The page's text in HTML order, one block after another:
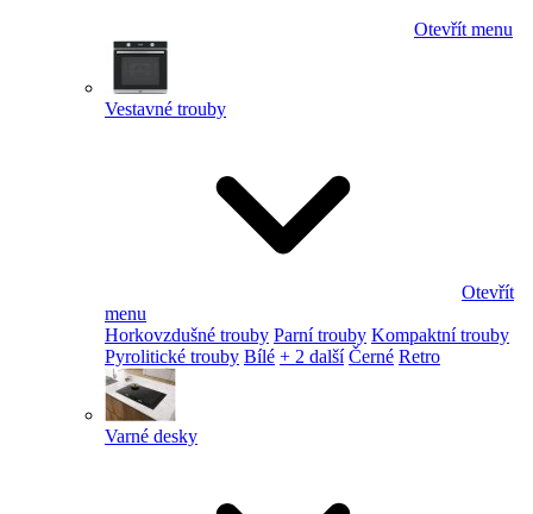
Otevřít menu
Vestavné trouby
Otevřít
menu
Horkovzdušné trouby Parní trouby Kompaktní trouby
Pyrolitické trouby Bílé + 2 další Černé Retro
Varné desky